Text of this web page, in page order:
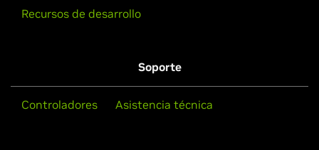
Recursos de desarrollo
Soporte
Controladores Asistencia técnica